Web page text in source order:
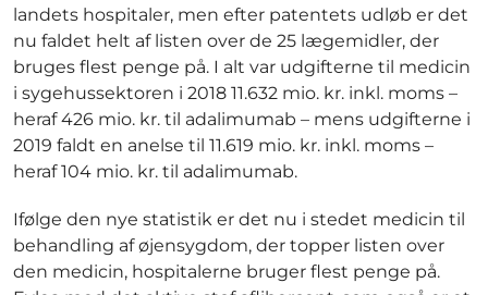
landets hospitaler, men efter patentets udløb er det
nu faldet helt af listen over de 25 lægemidler, der
bruges flest penge på. I alt var udgifterne til medicin
i sygehussektoren i 2018 11.632 mio. kr. inkl. moms –
heraf 426 mio. kr. til adalimumab – mens udgifterne i
2019 faldt en anelse til 11.619 mio. kr. inkl. moms –
heraf 104 mio. kr. til adalimumab.
Ifølge den nye statistik er det nu i stedet medicin til
behandling af øjensygdom, der topper listen over
den medicin, hospitalerne bruger flest penge på.